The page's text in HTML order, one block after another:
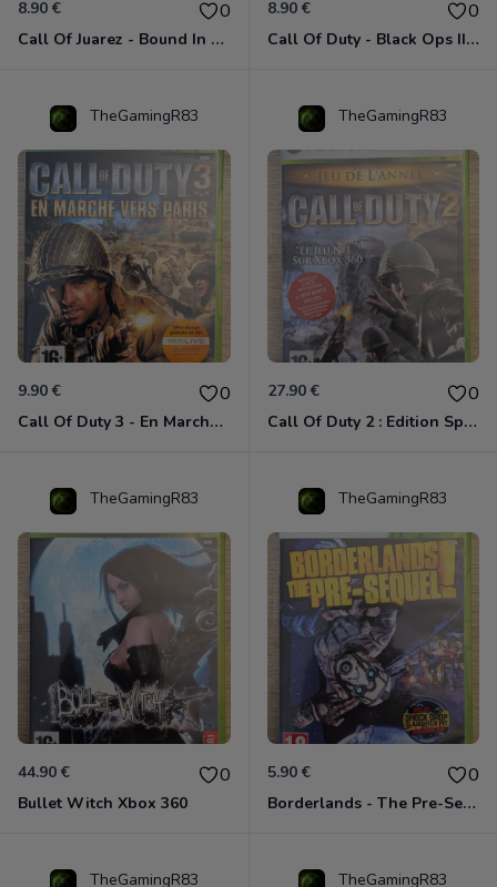
8.90 € 0
Call Of Juarez - Bound In Blood Xbox 360
8.90 € 0
Call Of Duty - Black Ops II Xbox 360
TheGamingR83
9.90 € 0
Call Of Duty 3 - En Marche Vers Paris Xbox 360
TheGamingR83
27.90 € 0
Call Of Duty 2 : Edition Spéciale Xbox 360 GOTY
TheGamingR83
44.90 € 0
Bullet Witch Xbox 360
TheGamingR83
5.90 € 0
Borderlands - The Pre-Sequel ! Xbox 360
TheGamingR83 TheGamingR83